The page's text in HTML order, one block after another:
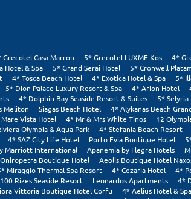
Grecotel Casa Marron 5* Grecotel LUXME Kos
4*
Hotel & Spa 5* Grand Serai Hotel 5* Cronwell
4* Tosca Beach Hotel 4* Exotica Hotel & Spa 5*
5* Dion Palace Luxury Resort & Spa 4* Arion Hotel
4* Dolphin Bay Seaside Resort & Suites 5*
Meliton Siagas Beach Hotel 4* Alykanas Beach
Mare Vista Hotel 4* Mr & Mrs White Tinos 12
Olympia & Aqua Park 4* Stefania Beach Resort
4* SAZ City Life Hotel Porto Evia Boutique Hotel
Marriott International Apanemia by Flegra Hotels
Oniropetra Boutique Hotel Aeolis Boutique Hotel
Miraggio Thermal Spa Resort 4* Cezaria Hotel 4*
Rizes Seaside Resort Leonardos Apartments 4*
Vittoria Boutique Hotel Corfu 4* Aelius Hotel & Spa